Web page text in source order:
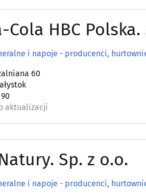
Cola HBC Polska.
i napoje - producenci,
60
aktualizacji
Sp. z o.o.
i napoje - producenci,